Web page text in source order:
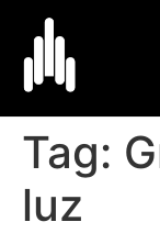
Tag:
luz